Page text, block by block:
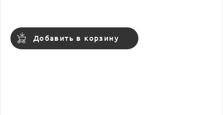
Добавить в корзину